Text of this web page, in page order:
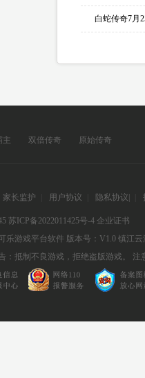
白蛇传奇7月
主 双倍传奇 原始传奇
家长监护 用户协议 隐私协议
苏ICP备2022011425号-4 企业证书
乐游戏平台软件 版本号：V1.0 镇江云
：抵制不良游戏，拒绝盗版游戏。